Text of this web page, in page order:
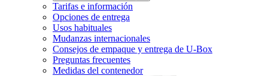
Tarifas e información
Opciones de entrega
Usos habituales
Mudanzas internacionales
Consejos de empaque y entrega de U-Box
Preguntas frecuentes
Medidas del contenedor